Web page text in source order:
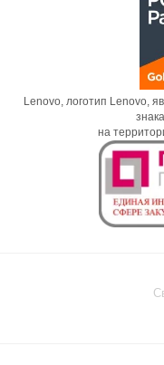
Lenovo, логотип Lenovo,
на